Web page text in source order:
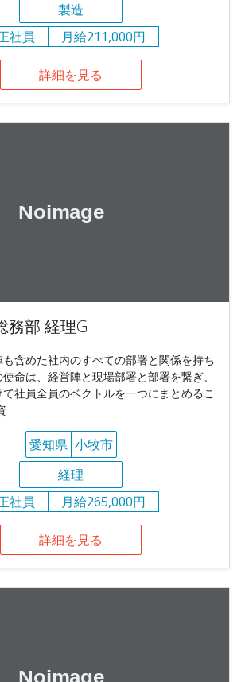
製造
社員
月給211,000円
詳細を見る
務部 経理G
含めた社内のすべての部署と関係を持ち
命は、経営陣と現場部署と部署を繋ぎ、
社員全員のベクトルを一つにまとめるこ
愛知県 小牧市
経理
社員
月給265,000円
詳細を見る